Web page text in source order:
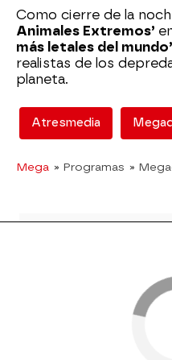
Como cierre de la
Animales Extremos’
más letales del mundo’
realistas de los
planeta.
Atresmedia
Mega » Programas »